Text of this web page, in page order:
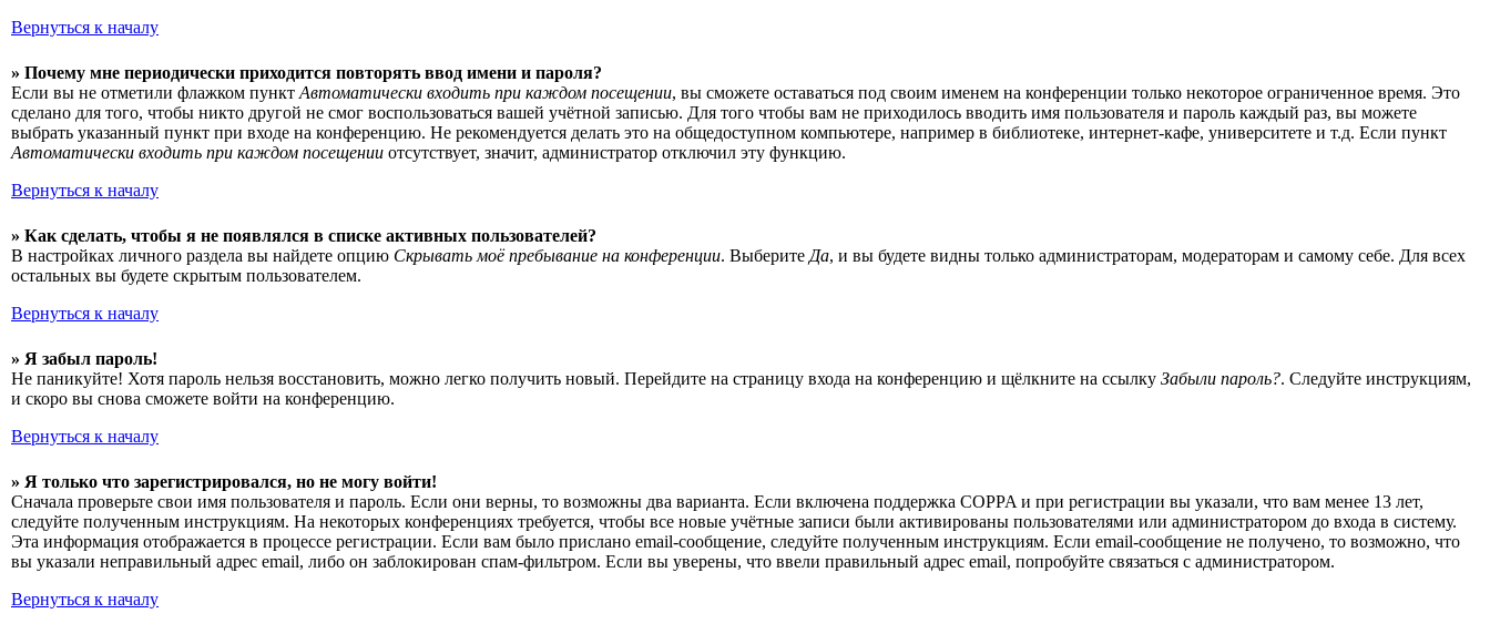
Вернуться к началу
» Почему мне периодически приходится повторять ввод имени и пароля?
Если вы не отметили флажком пункт Автоматически входить при каждом посещении, вы сможете оставаться под своим именем на конференции только некоторое ограниченное время. Это
сделано для того, чтобы никто другой не смог воспользоваться вашей учётной записью. Для того чтобы вам не приходилось вводить имя пользователя и пароль каждый раз, вы можете
выбрать указанный пункт при входе на конференцию. Не рекомендуется делать это на общедоступном компьютере, например в библиотеке, интернет-кафе, университете и т.д. Если пункт
Автоматически входить при каждом посещении отсутствует, значит, администратор отключил эту функцию.
Вернуться к началу
» Как сделать, чтобы я не появлялся в списке активных пользователей?
В настройках личного раздела вы найдете опцию Скрывать моё пребывание на конференции. Выберите Да, и вы будете видны только администраторам, модераторам и самому себе. Для всех
остальных вы будете скрытым пользователем.
Вернуться к началу
» Я забыл пароль!
Не паникуйте! Хотя пароль нельзя восстановить, можно легко получить новый. Перейдите на страницу входа на конференцию и щёлкните на ссылку Забыли пароль?. Следуйте инструкциям,
и скоро вы снова сможете войти на конференцию.
Вернуться к началу
» Я только что зарегистрировался, но не могу войти!
Сначала проверьте свои имя пользователя и пароль. Если они верны, то возможны два варианта. Если включена поддержка COPPA и при регистрации вы указали, что вам менее 13 лет,
следуйте полученным инструкциям. На некоторых конференциях требуется, чтобы все новые учётные записи были активированы пользователями или администратором до входа в систему.
Эта информация отображается в процессе регистрации. Если вам было прислано email-сообщение, следуйте полученным инструкциям. Если email-сообщение не получено, то возможно, что
вы указали неправильный адрес email, либо он заблокирован спам-фильтром. Если вы уверены, что ввели правильный адрес email, попробуйте связаться с администратором.
Вернуться к началу